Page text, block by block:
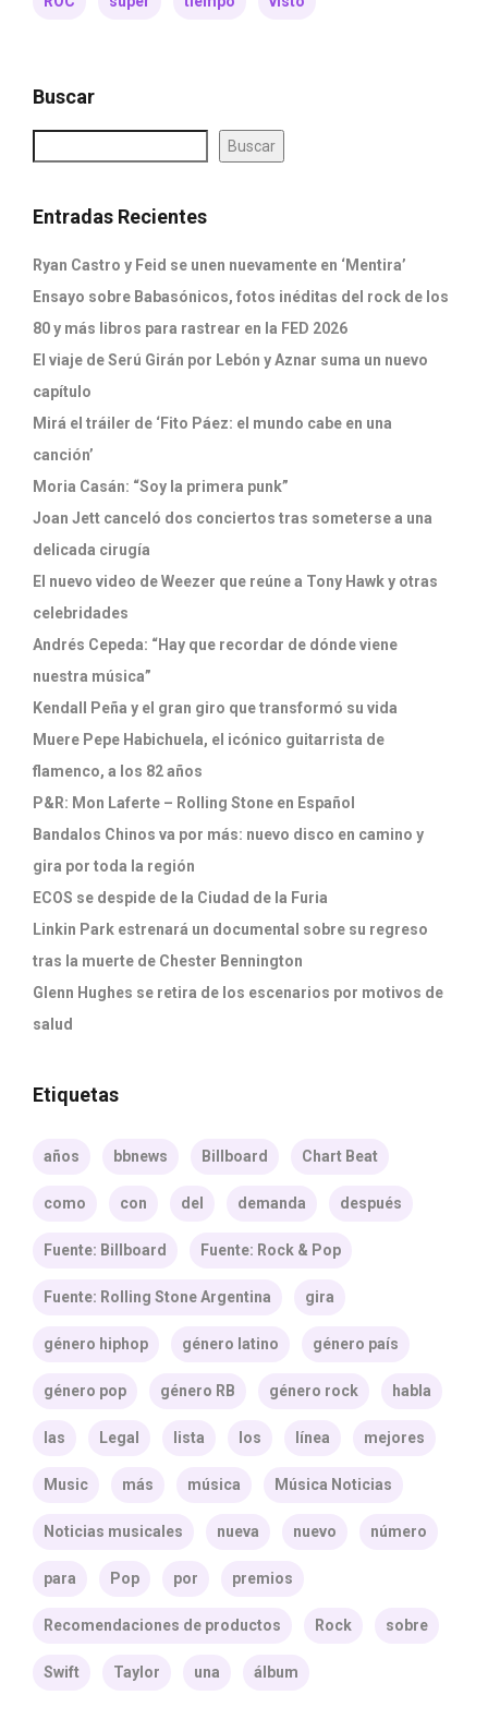
Buscar
Buscar
Entradas Recientes
Ryan Castro y Feid se unen nuevamente en ‘Mentira’
Ensayo sobre Babasónicos, fotos inéditas del rock de los
80 y más libros para rastrear en la FED 2026
El viaje de Serú Girán por Lebón y Aznar suma un nuevo
capítulo
Mirá el tráiler de ‘Fito Páez: el mundo cabe en una
canción’
Moria Casán: “Soy la primera punk”
Joan Jett canceló dos conciertos tras someterse a una
delicada cirugía
El nuevo video de Weezer que reúne a Tony Hawk y otras
celebridades
Andrés Cepeda: “Hay que recordar de dónde viene
nuestra música”
Kendall Peña y el gran giro que transformó su vida
Muere Pepe Habichuela, el icónico guitarrista de
flamenco, a los 82 años
P&R: Mon Laferte – Rolling Stone en Español
Bandalos Chinos va por más: nuevo disco en camino y
gira por toda la región
ECOS se despide de la Ciudad de la Furia
Linkin Park estrenará un documental sobre su regreso
tras la muerte de Chester Bennington
Glenn Hughes se retira de los escenarios por motivos de
salud
Etiquetas
años bbnews Billboard Chart Beat
como con del demanda después
Fuente: Billboard Fuente: Rock & Pop
Fuente: Rolling Stone Argentina gira
género hiphop género latino género país
género pop género RB género rock habla
las Legal lista los línea mejores
Music más música Música Noticias
Noticias musicales nueva nuevo número
para Pop por premios
Recomendaciones de productos Rock sobre
Swift Taylor una álbum